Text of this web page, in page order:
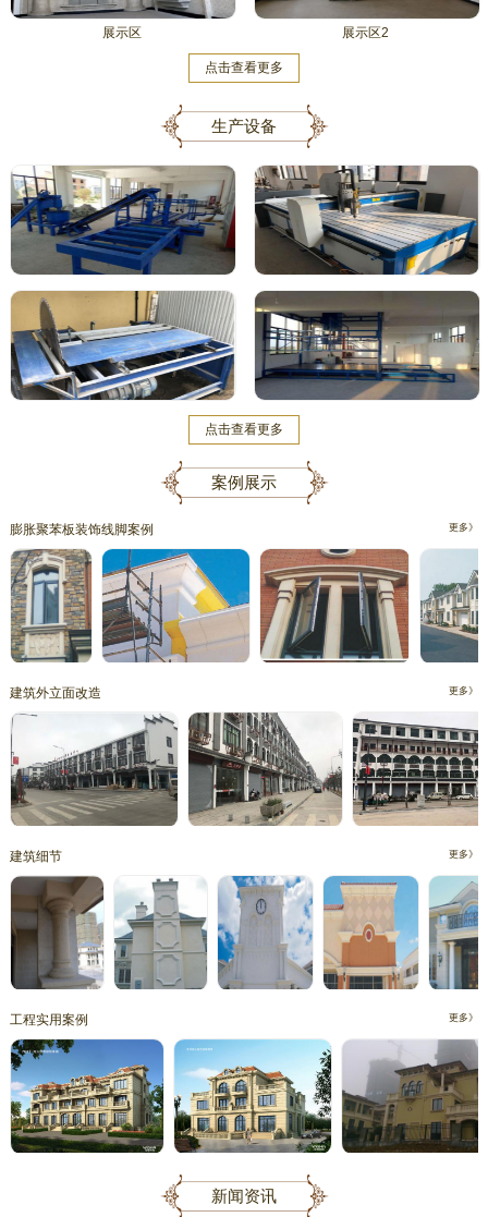
展示区 展示区2
点击查看更多
生产设备
点击查看更多
案例展示
膨胀聚苯板装饰线脚案例 更多》
建筑外立面改造 更多》
建筑细节 更多》
工程实用案例 更多》
新闻资讯